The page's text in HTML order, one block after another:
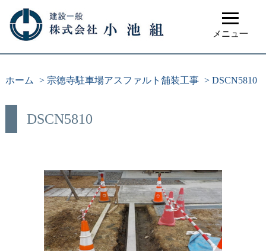
≡
メニュ一
ホーム > 宗徳寺駐車場アスファルト舗装工事 > DSCN5810
DSCN5810